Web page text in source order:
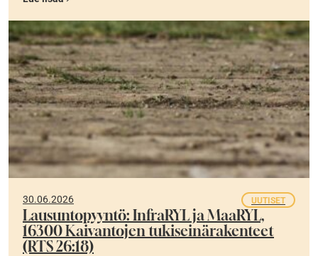
30.06.2026 UUTISET
Lausuntopyyntö: InfraRYL ja MaaRYL,
16300 Kaivantojen tukiseinärakenteet
(RTS 26:18)